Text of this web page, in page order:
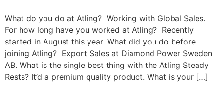
What do you do at Atling? Working with Global Sales.
For how long have you worked at Atling? Recently
started in August this year. What did you do before
joining Atling? Export Sales at Diamond Power Sweden
AB. What is the single best thing with the Atling Steady
Rests? It’d a premium quality product. What is your […]